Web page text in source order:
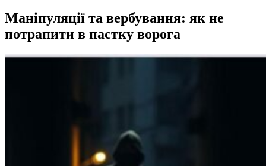
Маніпуляції та вербування: як не
потрапити в пастку ворога